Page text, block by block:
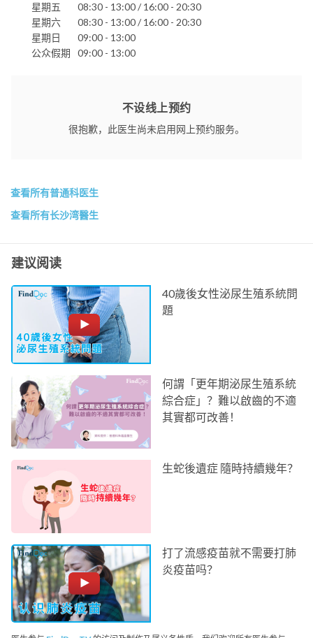
星期五
08:30 - 13:00 / 16:00 - 20:30
星期六
08:30 - 13:00 / 16:00 - 20:30
星期日
09:00 - 13:00
公众假期
09:00 - 13:00
不设线上预约
很抱歉，此医生尚未启用网上预约服务。
查看所有普通科医生
查看所有长沙湾醫生
建议阅读
40歲後女性泌尿生殖系統問
題
何謂「更年期泌尿生殖系統
綜合症」？難以啟齒的不適
其實都可改善！
生蛇後遺症 隨時持續幾年？
打了流感疫苗就不需要打肺
炎疫苗吗？